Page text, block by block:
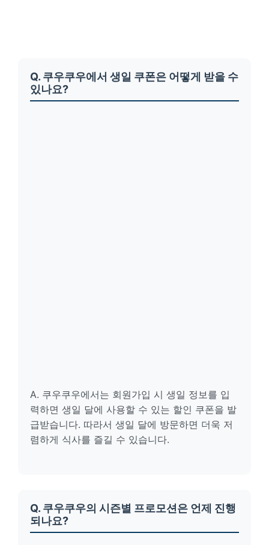
Q. 쿠우쿠우에서 생일 쿠폰은 어떻게 받을 수
있나요?
A. 쿠우쿠우에서는 회원가입 시 생일 정보를 입
력하면 생일 달에 사용할 수 있는 할인 쿠폰을 발
급받습니다. 따라서 생일 달에 방문하면 더욱 저
렴하게 식사를 즐길 수 있습니다.
Q. 쿠우쿠우의 시즌별 프로모션은 언제 진행
되나요?